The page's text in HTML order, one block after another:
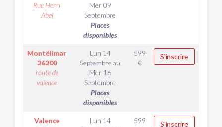
Rue Henri
Abel
Mer 09
Septembre
Places
disponibles
Montélimar
26200
route de
valence
Lun 14
Septembre au
Mer 16
Septembre
Places
disponibles
599
€
S'inscrire
Valence
Lun 14
599
S'inscrire